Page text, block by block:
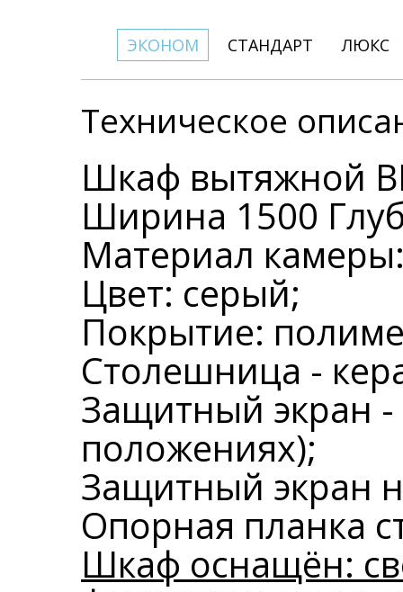
ЭКОНОМ СТАНДАРТ ЛЮКС
Техническое
Шкаф вытяжной
Ширина 1500
Материал
Цвет: серый;
Покрытие:
Столешница -
Защитный экран -
положениях);
Защитный экран
Опорная планка
Шкаф оснащён: